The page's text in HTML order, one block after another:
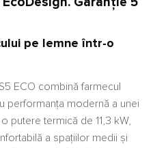
pe lemne într-o
ECO combină farmecul
performanța modernă a unei
putere termică de 11,3 kW,
a spațiilor medii și